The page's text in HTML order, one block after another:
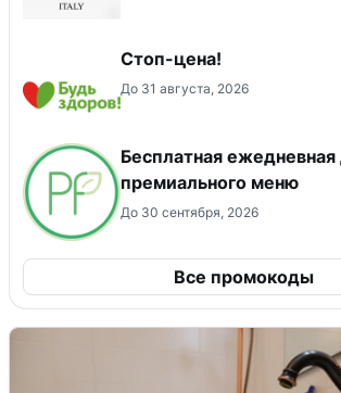
Стоп-цена!
До 31 августа, 2026
Бесплатная ежедневная
премиального меню
До 30 сентября, 2026
Все промокоды